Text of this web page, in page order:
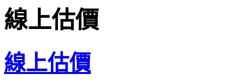
線上估價
線上估價